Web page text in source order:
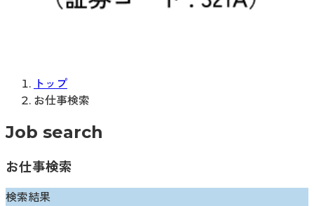
トップ
お仕事検索
Job search
お仕事検索
検索結果